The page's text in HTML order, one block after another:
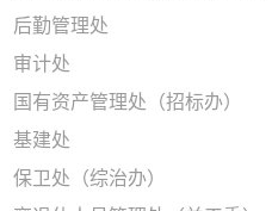
后勤管理处
审计处
国有资产管理处（招标办）
基建处
保卫处（综治办）